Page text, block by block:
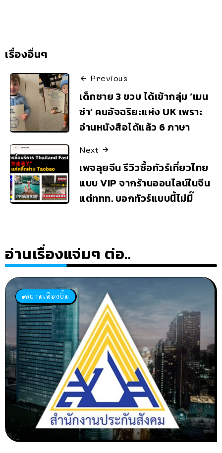
เรื่องอื่นๆ
Previous
เด็กชาย 3 ขวบ ได้เข้ากลุ่ม ‘เมน
ซ่า’ คนอัจฉริยะแห่ง UK เพราะ
อ่านหนังสือได้แล้ว 6 ภาษา
Next
เพจลุยจีน รีวิวซื้อทัวร์เที่ยวไทย
แบบ VIP จากร้านออนไลน์ในจีน
แต่ททท. บอกทัวร์แบบนี้ไม่มี๊
อ่านเรื่องแจ่มๆ ต่อ..
สยามเมืองยิ้ม